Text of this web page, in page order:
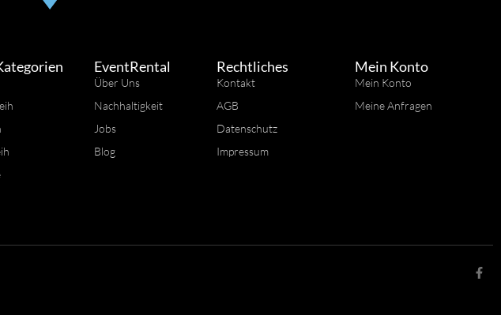
EventRental
Über Uns
Nachhaltigkeit
Jobs
Blog
Rechtliches
Kontakt
AGB
Datenschutz
Impressum
Mein Konto
Mein Konto
Meine Anfragen